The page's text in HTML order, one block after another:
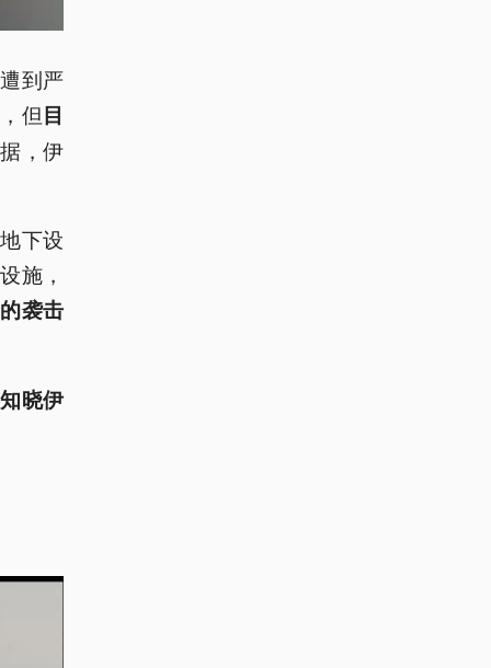
到严
但目
，伊
下设
施，
袭击
晓伊